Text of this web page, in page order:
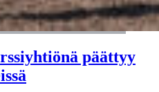
päättyy